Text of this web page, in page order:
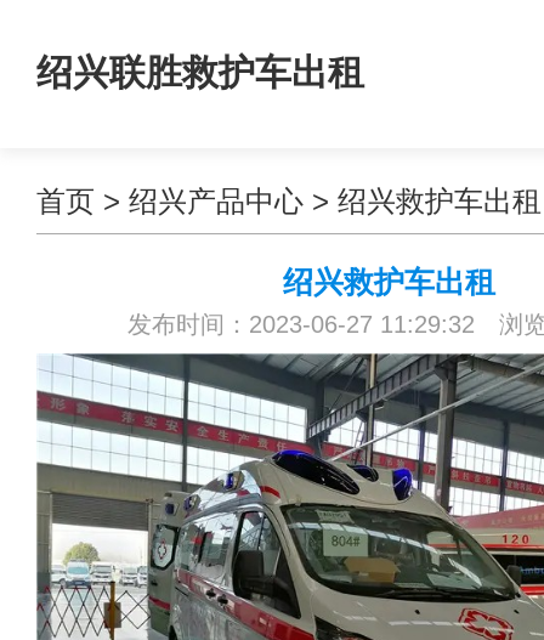
绍兴联胜救护车出租
首页 > 绍兴产品中心 > 绍兴救护车出租
绍兴救护车出租
发布时间：2023-06-27 11:29:32 浏